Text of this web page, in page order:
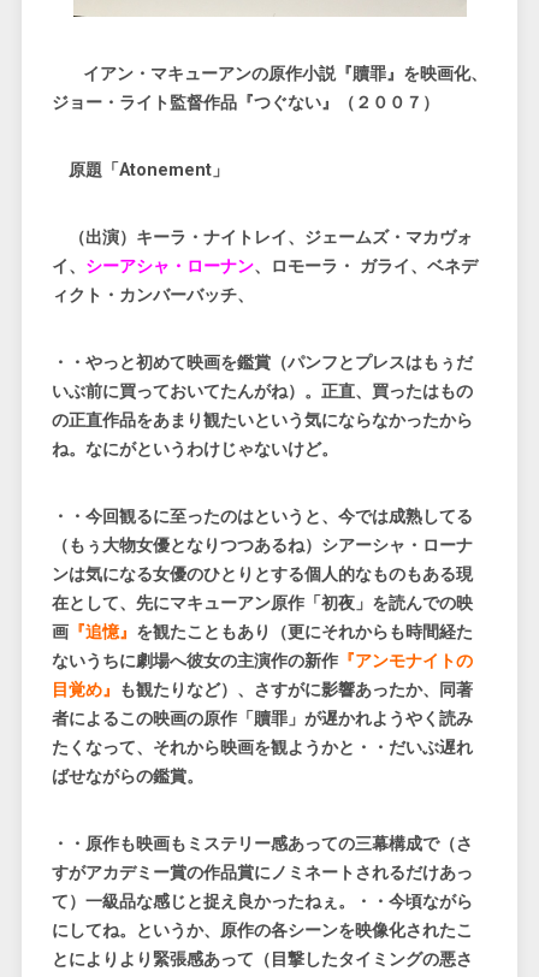
イアン・マキューアンの原作小説『贖罪』を映画化、
ジョー・ライト監督作品『つぐない』（２００７）
原題「Atonement」
（出演）キーラ・ナイトレイ、ジェームズ・マカヴォ
イ、 シーアシャ・ローナン、ロモーラ・ ガライ、ベネデ
ィクト・カンバーバッチ、
・・やっと初めて映画を鑑賞（パンフとプレスはもぅだ
いぶ前に買っておいてたんがね）。正直、買ったはもの
の正直作品をあまり観たいという気にならなかったから
ね。なにがというわけじゃないけど。
・・今回観るに至ったのはというと、今では成熟してる
（もぅ大物女優となりつつあるね）シアーシャ・ローナ
ンは気になる女優のひとりとする個人的なものもある現
在として、先にマキューアン原作「初夜」を読んでの映
画『追憶』 を観たこともあり（更にそれからも時間経た
ないうちに劇場へ彼女の主演作の新作『アンモナイトの
目覚め』 も観たりなど）、さすがに影響あったか、同著
者によるこの映画の原作「贖罪」が遅かれようやく読み
たくなって、それから映画を観ようかと・・だいぶ遅れ
ばせながらの鑑賞。
・・原作も映画もミステリー感あっての三幕構成で（さ
すがアカデミー賞の作品賞にノミネートされるだけあっ
て）一級品な感じと捉え良かったねぇ。・・今頃ながら
にしてね。というか、原作の各シーンを映像化されたこ
とによりより緊張感あって（目撃したタイミングの悪さ